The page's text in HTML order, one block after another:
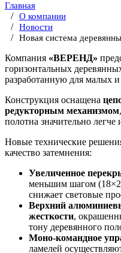
Главная
О компании
Новости
Новая система
Компания «ВЕРЕНД»
горизонтальных
разработанную для малых
Конструкция оснащена
редукторным механизмом
полотна значительно легче
Новые технические
качество затемнения:
Увеличенное
меньшим шагом
снижает световые
Верхний
жесткости,
тону деревянного
Моно-командное
ламелей